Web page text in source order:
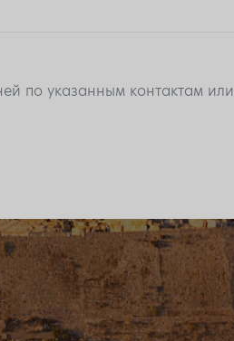
по указанным контактам или